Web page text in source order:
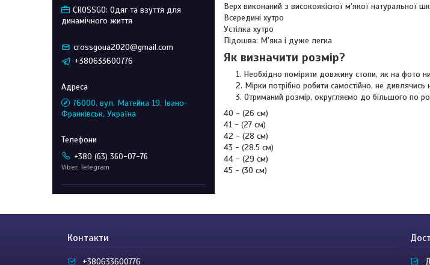
Верх виконаний з високоякісної м'якої натуральної
Всередині хутро
Устілка хутро
Підошва: М'яка і дуже легка
Як визначити розмір?
Необхідно поміряти довжину стопи, як на фото
Мірки потрібно робити самостійно, не дивлячись
Отриманий розмір, округляємо до більшого по
40 - (26 см)
41 - (27 см)
42 - (28 см)
43 - (28.5 см)
44 - (29 см)
45 - (30 см)
CROSSGO: Одяг та взуття для
динамічного життя
crossgoua2020@gmail.com
+380633600776
76000, вул. Матейка 19, Івано-
Франківськ, Україна
+380 (63) 360-07-76
Viber, Telegram
Контакти
+380633600776